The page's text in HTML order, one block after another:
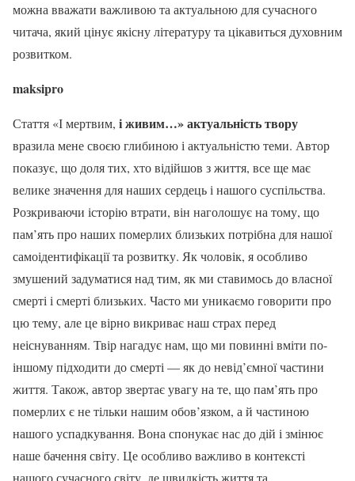
можна вважати важливою та актуальною для сучасного
читача, який цінує якісну літературу та цікавиться духовним
розвитком.
maksipro
Стаття «І мертвим, і живим…» актуальність твору
вразила мене своєю глибиною і актуальністю теми. Автор
показує, що доля тих, хто відійшов з життя, все ще має
велике значення для наших сердець і нашого суспільства.
Розкриваючи історію втрати, він наголошує на тому, що
пам’ять про наших померлих близьких потрібна для нашої
самоідентифікації та розвитку. Як чоловік, я особливо
змушений задуматися над тим, як ми ставимось до власної
смерті і смерті близьких. Часто ми уникаємо говорити про
цю тему, але це вірно викриває наш страх перед
неіснуванням. Твір нагадує нам, що ми повинні вміти по-
іншому підходити до смерті — як до невід’ємної частини
життя. Також, автор звертає увагу на те, що пам’ять про
померлих є не тільки нашим обов’язком, а й частиною
нашого успадкування. Вона спонукає нас до дій і змінює
наше бачення світу. Це особливо важливо в контексті